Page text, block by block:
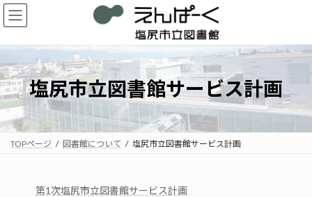
コ
ン
ン
ツ
へ
ス
キ
ッ
プ
ナ
ビ
ー
シ
ョ
ン
に
移
動
塩尻市立図書館サービス計画
TOPページ 図書館について 塩尻市立図書館サービス計画
第1次塩尻市立図書館サービス計画